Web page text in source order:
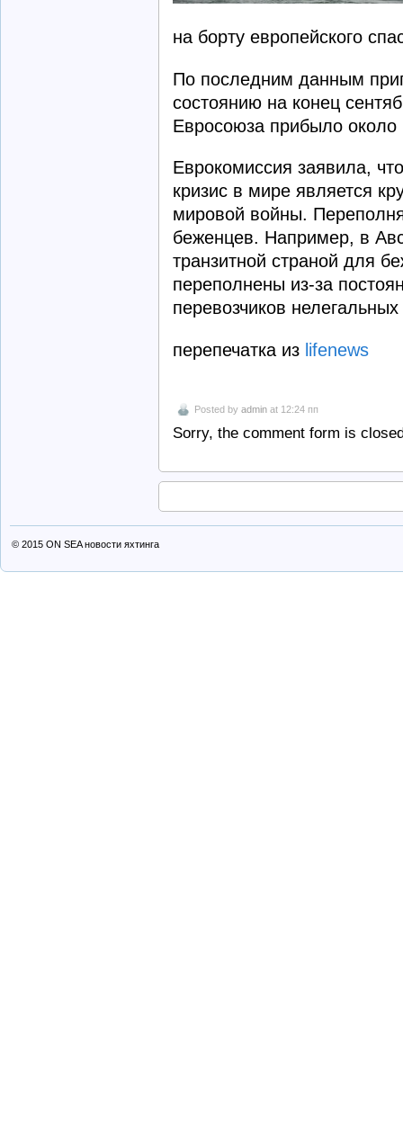
на борту европейского
По последним данным
состоянию на конец
Евросоюза прибыло около
Еврокомиссия заявила,
кризис в мире является
мировой войны.
беженцев. Например, в
транзитной страной для
переполнены из-за
перевозчиков
перепечатка из lifenews
Posted by admin at 12:24 пп
Sorry, the comment form is
© 2015 ON SEA новости яхтинга